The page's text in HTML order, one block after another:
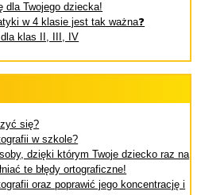
dla Twojego dziecka!
w 4 klasie jest tak ważna❓
klas II, III, IV
się?
w szkole?
dzięki którym Twoje dziecko raz na
te błędy ortograficzne!
oraz poprawić jego koncentrację i